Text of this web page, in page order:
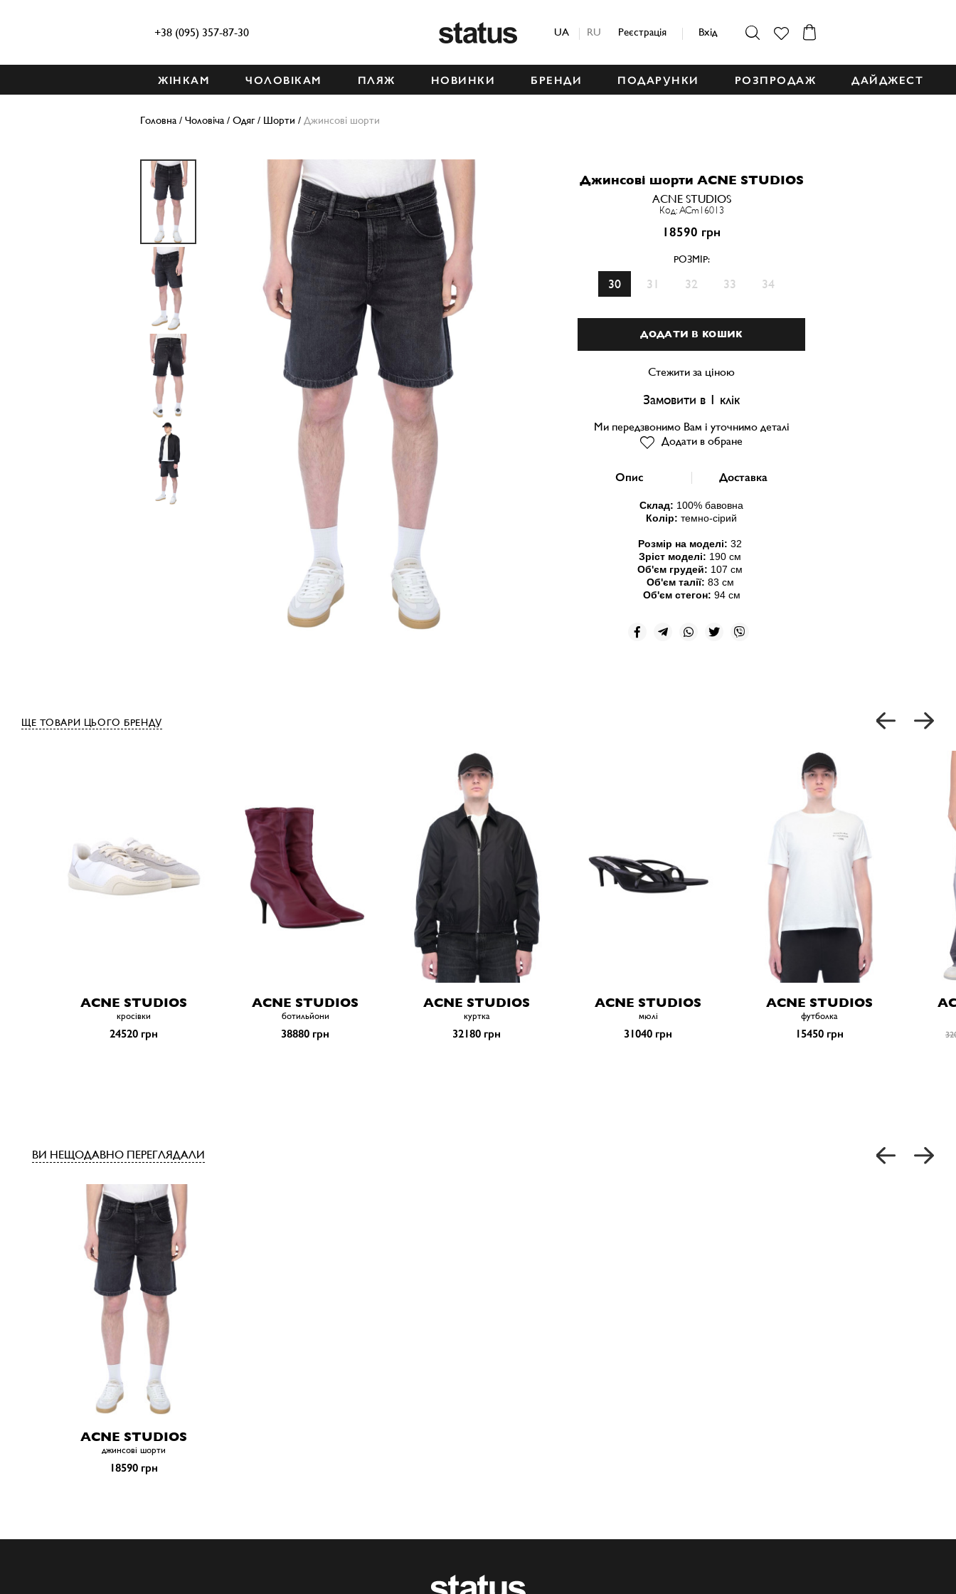
+38 (095) 357-87-30 UA RU Реєстрація Вхід
ЖІНКАМ ЧОЛОВІКАМ ПЛЯЖ НОВИНКИ БРЕНДИ ПОДАРУНКИ РОЗПРОДАЖ ДАЙДЖЕСТ
Головна / Чоловіча / Одяг/ Шорти / Джинсові шорти
Джинсові шорти ACNE STUDIOS
ACNE STUDIOS
Код: ACm16013
18590 грн
РОЗМІР:
30 31 32 33 34
ДОДАТИ В КОШИК
Стежити за ціною
Замовити в 1 клік
Ми передзвонимо Вам і уточнимо деталі
Додати в обране
Опис Доставка
Склад: 100% бавовна
Колір: темно-сірий
Розмір на моделі: 32
Зріст моделі: 190 см
Об'єм грудей: 107 см
Об'єм талії: 83 см
Об'єм стегон: 94 см
ЩЕ ТОВАРИ ЦЬОГО БРЕНДУ
ACNE STUDIOS
кросівки
24520 грн
ACNE STUDIOS
ботильйони
38880 грн
ACNE STUDIOS
куртка
32180 грн
ACNE STUDIOS
мюлі
31040 грн
ACNE STUDIOS
футболка
15450 грн
ВИ НЕЩОДАВНО ПЕРЕГЛЯДАЛИ
ACNE STUDIOS
джинсові шорти
18590 грн